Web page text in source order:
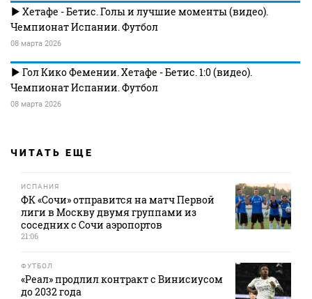
Хетафе - Бетис. Голы и лучшие моменты (видео).
Чемпионат Испании. Футбол
08 марта 2026
Гол Кико Фемении. Хетафе - Бетис. 1:0 (видео).
Чемпионат Испании. Футбол
08 марта 2026
ЧИТАТЬ ЕЩЕ
ИСПАНИЯ
ФК «Сочи» отправится на матч Первой
лиги в Москву двумя группами из
соседних с Сочи аэропортов
21:06
ФУТБОЛ
«Реал» продлил контракт с Винисиусом
до 2032 года